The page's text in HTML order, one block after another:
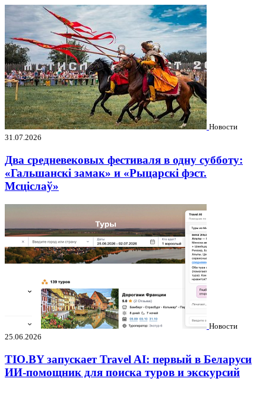
Новости
31.07.2026
Два средневековых фестиваля в одну субботу:
«Гальшанскі замак» и «Рыцарскі фэст.
Мсціслаў»
Новости
25.06.2026
TIO.BY запускает Travel AI: первый в Беларуси
ИИ-помощник для поиска туров и экскурсий